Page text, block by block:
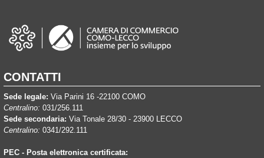
CONTATTI
Sede legale: Via Parini 16 -22100 COMO
Centralino: 031/256.111
Sede secondaria: Via Tonale 28/30 - 23900 LECCO
Centralino: 0341/292.111
PEC - Posta elettronica certificata: